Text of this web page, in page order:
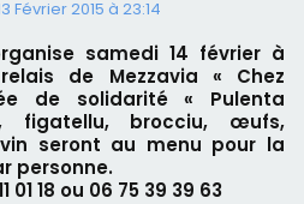
Février 2015 à 23:14
samedi 14 février à
de Mezzavia « Chez
de solidarité « Pulenta
figatellu, brocciu, œufs,
seront au menu pour la
personne.
01 18 ou 06 75 39 39 63